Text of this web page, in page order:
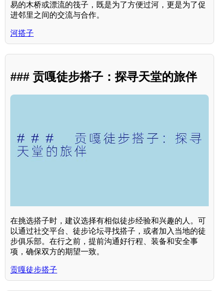
易的木桥或漂流的筏子，既是为了方便过河，更是为了促
进邻里之间的交流与合作。
河搭子
### 贡嘎徒步搭子：探寻天堂的旅伴
在挑选搭子时，建议选择有相似徒步经验和兴趣的人。可
以通过社交平台、徒步论坛寻找搭子，或者加入当地的徒
步俱乐部。在行之前，提前沟通好行程、装备和安全事
项，确保双方的期望一致。
贡嘎徒步搭子